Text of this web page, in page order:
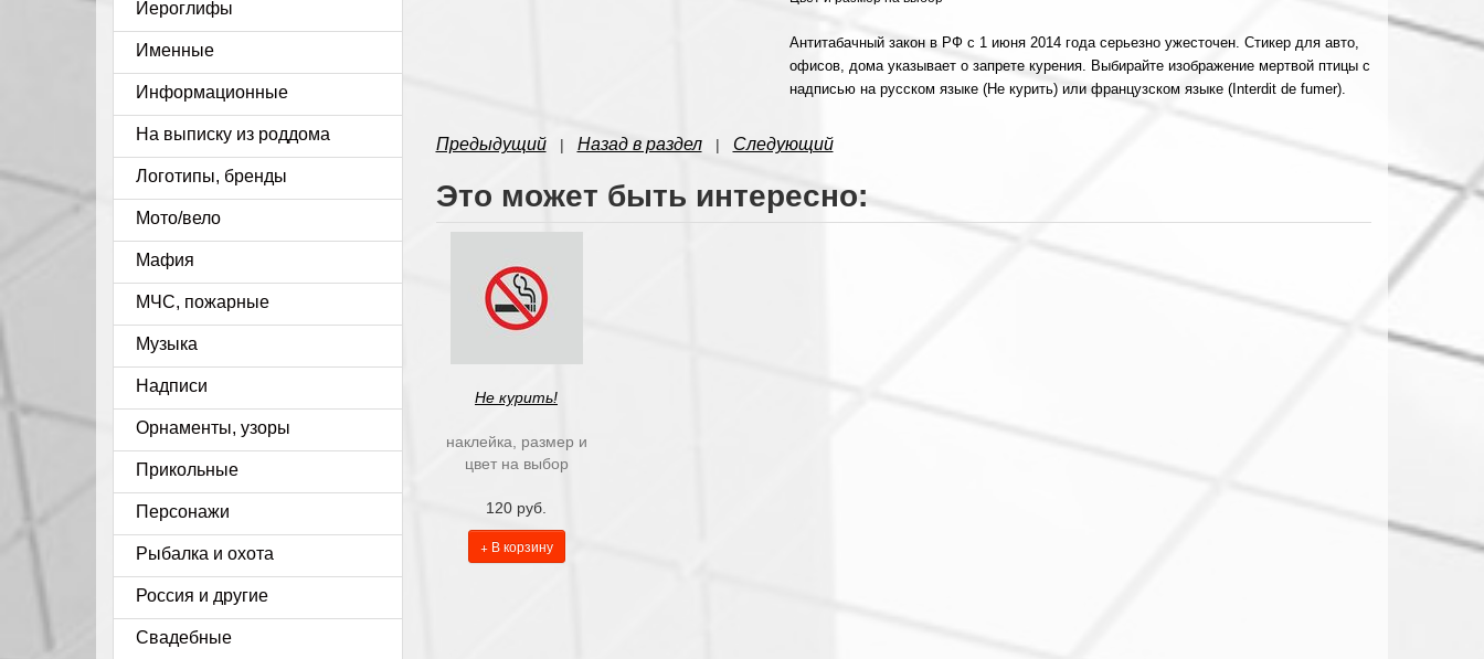
Антитабачный закон в РФ с 1 июня 2014 года серьезно ужесточен. Стикер для авто,
офисов, дома указывает о запрете курения. Выбирайте изображение мертвой птицы с
надписью на русском языке (Не курить) или французском языке (I nterdit de fumer).
Предыдущий| Назад в раздел| Следующий
Это может быть интересно:
Не курить!
наклейка, размер и
цвет на выбор
120 руб.
+ В корзину
Иероглифы
Именные
Информационные
На выписку из роддома
Логотипы, бренды
Мото/вело
Мафия
МЧС, пожарные
Музыка
Надписи
Орнаменты, узоры
Прикольные
Персонажи
Рыбалка и охота
Россия и другие
Свадебные